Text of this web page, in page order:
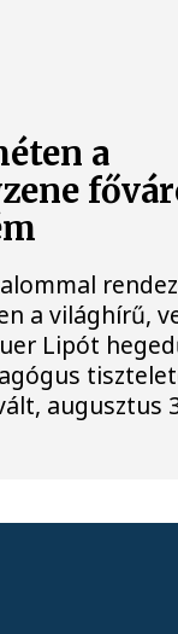
a
a világhírű,
Lipót
augusztus